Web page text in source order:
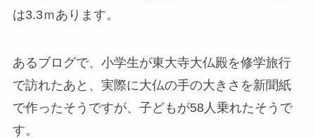
は3.3ｍあります。
あるブログで、小学生が東大寺大仏殿を修学旅行
で訪れたあと、実際に大仏の手の大きさを新聞紙
で作ったそうですが、子どもが58人乗れたそうで
す。